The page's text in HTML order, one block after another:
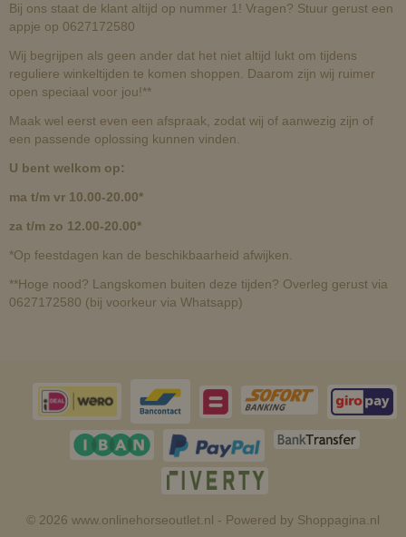
Bij ons staat de klant altijd op nummer 1! Vragen? Stuur gerust een
appje op 0627172580
Wij begrijpen als geen ander dat het niet altijd lukt om tijdens
reguliere winkeltijden te komen shoppen. Daarom zijn wij ruimer
open speciaal voor jou!**
Maak wel eerst even een afspraak, zodat wij of aanwezig zijn of
een passende oplossing kunnen vinden.
U bent welkom op:
ma t/m vr 10.00-20.00*
za t/m zo 12.00-20.00*
*Op feestdagen kan de beschikbaarheid afwijken.
**Hoge nood? Langskomen buiten deze tijden? Overleg gerust via
0627172580 (bij voorkeur via Whatsapp)
© 2026 www.onlinehorseoutlet.nl - Powered by Shoppagina.nl